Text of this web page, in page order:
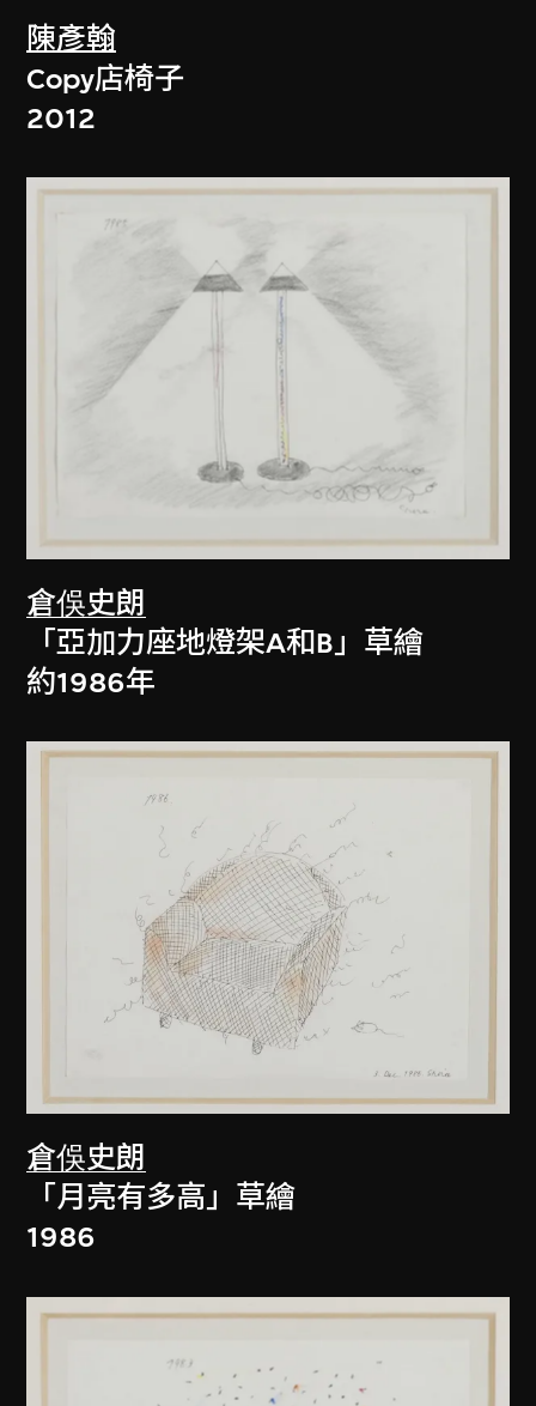
陳彥翰
Copy店椅子
2012
倉俁史朗
「亞加力座地燈架A和B」草繪
約1986年
倉俁史朗
「月亮有多高」草繪
1986